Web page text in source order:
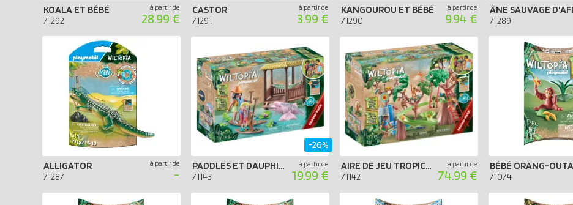
KOALA ET BÉBÉ
71292
à partir de
28.99 €
CASTOR
71291
à partir de
3.99 €
KANGOUROU ET BÉBÉ
71290
à partir de
9.94 € 71289
ALLIGATOR
71287
à partir de
-
PADDLES ET DAUPHINS ROSES
71143
à partir de
19.99 €
-26%
AIRE DE JEU TROPICALE DE LA JUNGLE
71142
à partir de
74.99 €
BÉBÉ ORANG-
71074